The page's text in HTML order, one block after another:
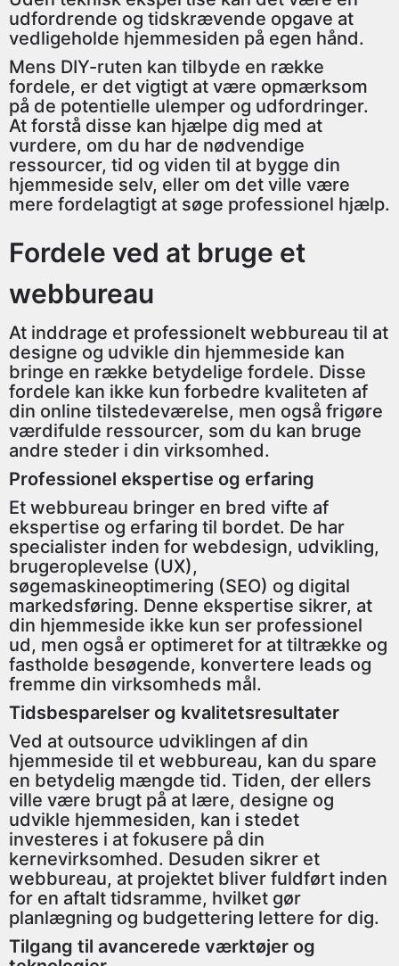
udfordrende og tidskrævende opgave at
vedligeholde hjemmesiden på egen hånd.
Mens DIY-ruten kan tilbyde en række
fordele, er det vigtigt at være opmærksom
på de potentielle ulemper og udfordringer.
At forstå disse kan hjælpe dig med at
vurdere, om du har de nødvendige
ressourcer, tid og viden til at bygge din
hjemmeside selv, eller om det ville være
mere fordelagtigt at søge professionel hjælp.
Fordele ved at bruge et
webbureau
At inddrage et professionelt webbureau til at
designe og udvikle din hjemmeside kan
bringe en række betydelige fordele. Disse
fordele kan ikke kun forbedre kvaliteten af
din online tilstedeværelse, men også frigøre
værdifulde ressourcer, som du kan bruge
andre steder i din virksomhed.
Professionel ekspertise og erfaring
Et webbureau bringer en bred vifte af
ekspertise og erfaring til bordet. De har
specialister inden for webdesign, udvikling,
brugeroplevelse (UX),
søgemaskineoptimering (SEO) og digital
markedsføring. Denne ekspertise sikrer, at
din hjemmeside ikke kun ser professionel
ud, men også er optimeret for at tiltrække og
fastholde besøgende, konvertere leads og
fremme din virksomheds mål.
Tidsbesparelser og kvalitetsresultater
Ved at outsource udviklingen af din
hjemmeside til et webbureau, kan du spare
en betydelig mængde tid. Tiden, der ellers
ville være brugt på at lære, designe og
udvikle hjemmesiden, kan i stedet
investeres i at fokusere på din
kernevirksomhed. Desuden sikrer et
webbureau, at projektet bliver fuldført inden
for en aftalt tidsramme, hvilket gør
planlægning og budgettering lettere for dig.
Tilgang til avancerede værktøjer og